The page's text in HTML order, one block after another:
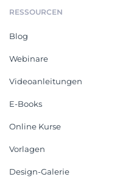
RESSOURCEN
Blog
Webinare
Videoanleitungen
E-Books
Online Kurse
Vorlagen
Design-Galerie